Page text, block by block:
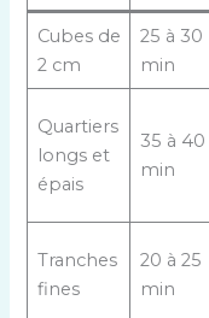
Cubes de
2 cm
25 à 30
min
Quartiers
longs et
épais
35 à 40
min
Tranches
fines
20 à 25
min